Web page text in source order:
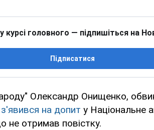
головного — підпишіться на
Підписатися
Олександр Онищенко,
на допит у Національне
не отримав повістку.